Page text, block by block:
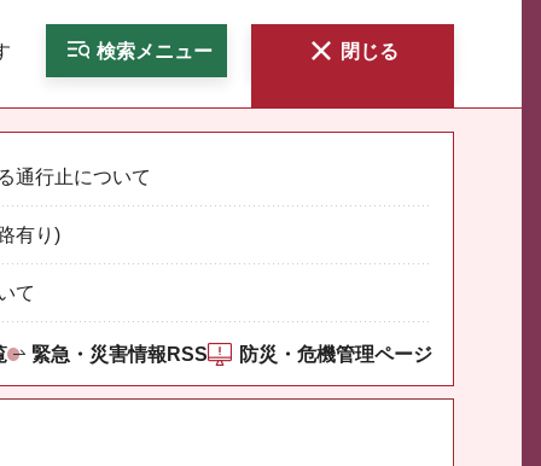
検索メニュー 閉じる
通行止について
有り)
て
緊急・災害情報RSS 防災・危機管理ページ